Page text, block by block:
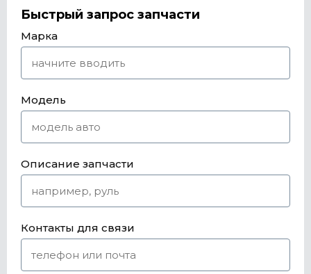
Быстрый запрос запчасти
Марка
Модель
Описание запчасти
Контакты для связи